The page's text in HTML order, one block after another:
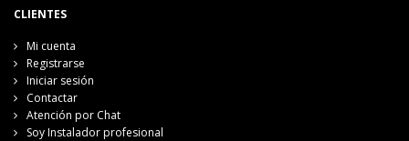
CLIENTES
Mi cuenta
Registrarse
Iniciar sesión
Contactar
Atención por Chat
Soy Instalador profesional